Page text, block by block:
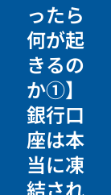
ったら
何が起
きるの
か①】
銀行口
座は本
当に凍
結され